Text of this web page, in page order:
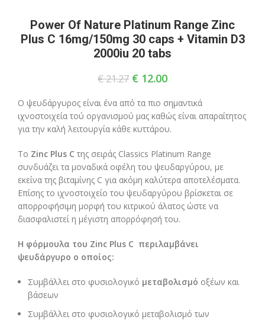
Power Of Nature Platinum Range Zinc
Plus C 16mg/150mg 30 caps + Vitamin D3
2000iu 20 tabs
€21.27 € 12.00
Ο ψευδάργυρος είναι ένα από τα πιο σημαντικά
ιχνοστοιχεία τού οργανισμού μας καθώς είναι απαραίτητος
για την καλή λειτουργία κάθε κυττάρου.
Το Zinc Plus C της σειράς Classics Platinum Range
συνδυάζει τα μοναδικά οφέλη του ψευδαργύρου, με
εκείνα της βιταμίνης C για ακόμη καλύτερα αποτελέσματα.
Επίσης το ιχνοστοιχείο του ψευδαργύρου βρίσκεται σε
απορροφήσιμη μορφή του κιτρικού άλατος ώστε να
διασφαλιστεί η μέγιστη απορρόφησή του.
Η φόρμουλα του Zinc Plus C περιλαμβάνει
ψευδάργυρο ο οποίος:
Συμβάλλει στο φυσιολογικό μεταβολισμό οξέων και
βάσεων
Συμβάλλει στο φυσιολογικό μεταβολισμό των